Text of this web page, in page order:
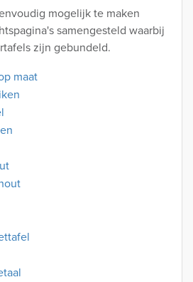
mogelijk te maken
samengesteld waarbij
zijn gebundeld.
maat